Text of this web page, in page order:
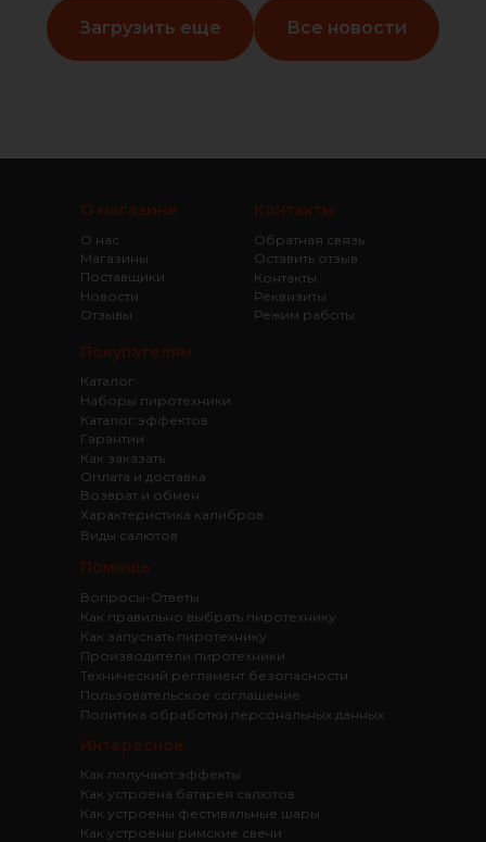
Загрузить еще Все новости
Покупателям
Каталог эффектов
Гарантии
Как заказать
Оплата и доставка
Возврат и обмен
Помощь
Вопросы-Ответы
Как правильно выбрать пиротехнику
Как запускать пиротехнику
Производители пиротехники
Технический регламент безопасности
Пользовательское соглашение
Политика обработки персональных данных
О магазине
О нас
Магазины
Поставщики
Новости
Отзывы
Каталог
Наборы пиротехники
Характеристика калибров
Виды салютов
Контакты
Обратная связь
Оставить отзыв
Контакты
Реквизиты
Режим работы
Интересное
Как получают эффекты
Как устроена батарея салютов
Как устроены фестивальные шары
Как устроены римские свечи